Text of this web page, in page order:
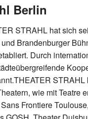
Berlin
STRAHL hat sich
Brandenburger
Durch
wie mit Teatre
Frontiere